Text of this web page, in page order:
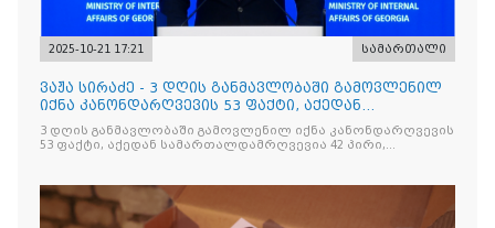
2025-10-21 17:21 სამართალი
ვაჟა სირაძე - 3 დღის განმავლობაში გამოვლენილ
იქნა კანონდარღვევის 53 ფაქტი, აქედან
სამართალდამრღვევია
3 დღის განმავლობაში გამოვლენილ იქნა კანონდარღვევის
53 ფაქტი, აქედან სამართალდამრღვევია 42 პირი,